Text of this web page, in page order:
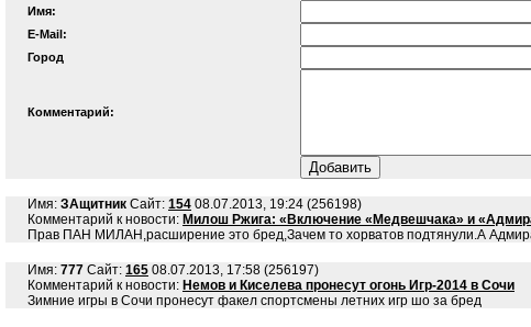
Имя:
E-Mail:
Город
Комментарий:
Имя: ЗАщитник Сайт: 154 08.07.2013, 19:24 (256198)
Комментарий к новости: Милош Ржига: «Включение «Медвешчака» и
Прав ПАН МИЛАН,расширение это бред,Зачем то хорватов подтянули.А
Имя: 777 Сайт: 165 08.07.2013, 17:58 (256197)
Комментарий к новости: Немов и Киселева пронесут огонь Игр-2014 в Сочи
Зимние игры в Сочи пронесут факел спортсмены летних игр шо за бред